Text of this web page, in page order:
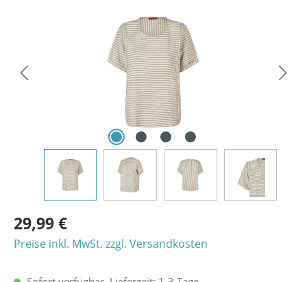
29,99 €
Preise inkl. MwSt. zzgl. Versandkosten